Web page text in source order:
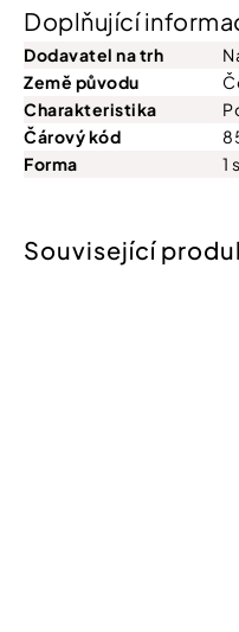
Doplňující
Dodavatel na trh
Země původu
Charakteristika
Čárový kód
Forma
1